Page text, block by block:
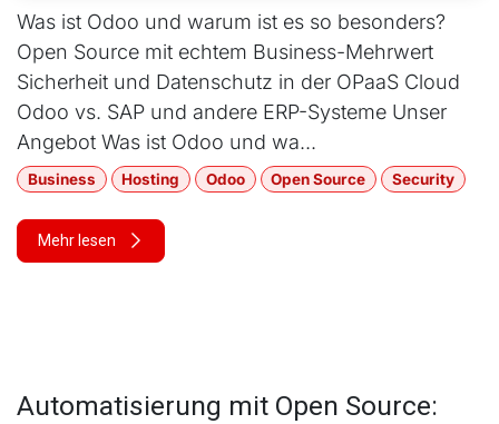
Was ist Odoo und warum ist es so besonders?
Open Source mit echtem Business-Mehrwert
Sicherheit und Datenschutz in der OPaaS Cloud
Odoo vs. SAP und andere ERP-Systeme Unser
Angebot Was ist Odoo und wa...
Business Hosting Odoo Open Source Security
Mehr lesen
Automatisierung mit Open Source: